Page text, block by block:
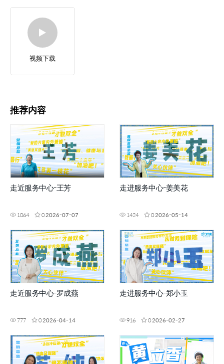
视频下载
推荐内容
走近服务中心-王芳
1064 02026-07-07
走进服务中心-姜美花
1424 02026-05-14
走近服务中心-罗成燕
777 02026-04-14
走进服务中心-郑小玉
916 02026-02-27